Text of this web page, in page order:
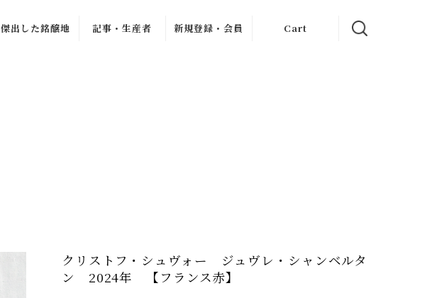
傑出した銘醸地
シャサーニュ・モンラッシェ
記事・生産者
ジトン・ペール・
エ・フィス
新規登録・会員 Cart
クリストフ・シュヴォー ジュヴレ・シャンベルタ
ン 2024年 【フランス赤】